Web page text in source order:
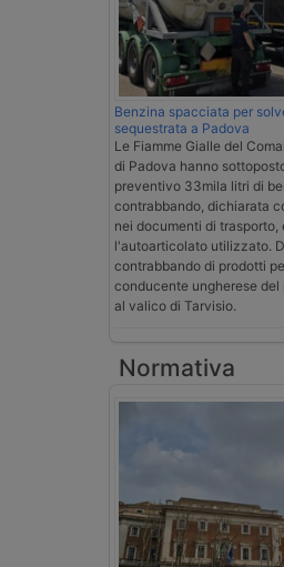
Benzina spacciata per
sequestrata a Padova
Le Fiamme Gialle del
di Padova hanno
preventivo 33mila litri di
contrabbando, dichiarata
nei documenti di trasporto,
l'autoarticolato utilizzato.
contrabbando di prodotti
conducente ungherese del
al valico di Tarvisio.
Normativa